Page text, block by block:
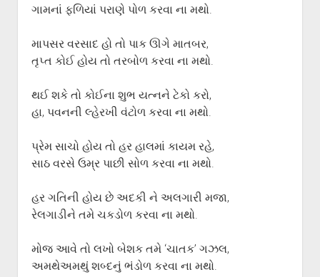
ગામનાં ફળિયાં પરાણે પોળ કરવા ના મથો.
માપસર વરસાદ હો તો પાક ઊગે માતબર,
તૃપ્ત કોઈ હોય તો તરબોળ કરવા ના મથો.
થઈ શકે તો કોઈના શુભ યત્નને ટેકો કરો,
હા, પવનની લ્હેરખી વંટોળ કરવા ના મથો.
પ્રેમ સાચો હોય તો હર હાલમાં કાયમ રહે,
સાઠ વરસે ઉમ્ર પાછી સોળ કરવા ના મથો.
હર ગતિની હોય છે અદકી ને અલગારી મજા,
રેલગાડીને તમે ચકડોળ કરવા ના મથો.
મોજ આવે તો લખો બેશક તમે ‘ચાતક’ ગઝલ,
અમથેઅમથું શબ્દનું ભંડોળ કરવા ના મથો.